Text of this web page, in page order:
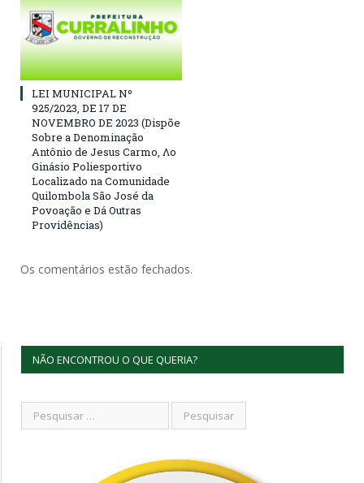
LEI MUNICIPAL Nº
925/2023, DE 17 DE
NOVEMBRO DE 2023 (Dispõe
Sobre a Denominação
Antônio de Jesus Carmo, Λο
Ginásio Poliesportivo
Localizado na Comunidade
Quilombola São José da
Povoação e Dá Outras
Providências)
Os comentários estão fechados.
NÃO ENCONTROU O QUE QUERIA?